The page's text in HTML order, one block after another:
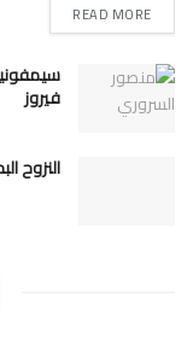
READ MORE
فيروز
النزوح